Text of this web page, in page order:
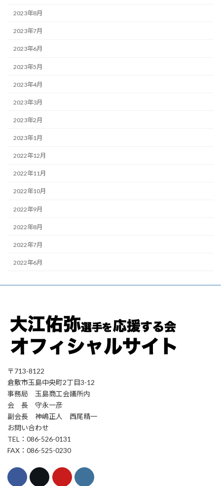
2023年8月
2023年7月
2023年6月
2023年5月
2023年4月
2023年3月
2023年2月
2023年1月
2022年12月
2022年11月
2022年10月
2022年9月
2022年8月
2022年7月
2022年6月
〒713-8122
倉敷市玉島中央町2丁目3-12
事務局 玉島商工会議所内
会 長 守永一彦
副会長 神嶋正人 西尾精一
お問い合わせ
TEL：086-526-0131
FAX：086-525-0230